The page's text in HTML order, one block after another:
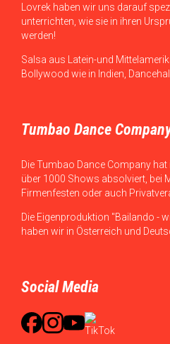
Lovrek haben wir uns darauf
unterrichten, wie sie in ihren
werden!
Salsa aus Latein-und
Bollywood wie in Indien,
Tumbao Dance
Die Tumbao Dance Company
über 1000 Shows absolviert, bei
Firmenfesten oder auch
Die Eigenproduktion "Bailando -
haben wir in Österreich und
Social Media